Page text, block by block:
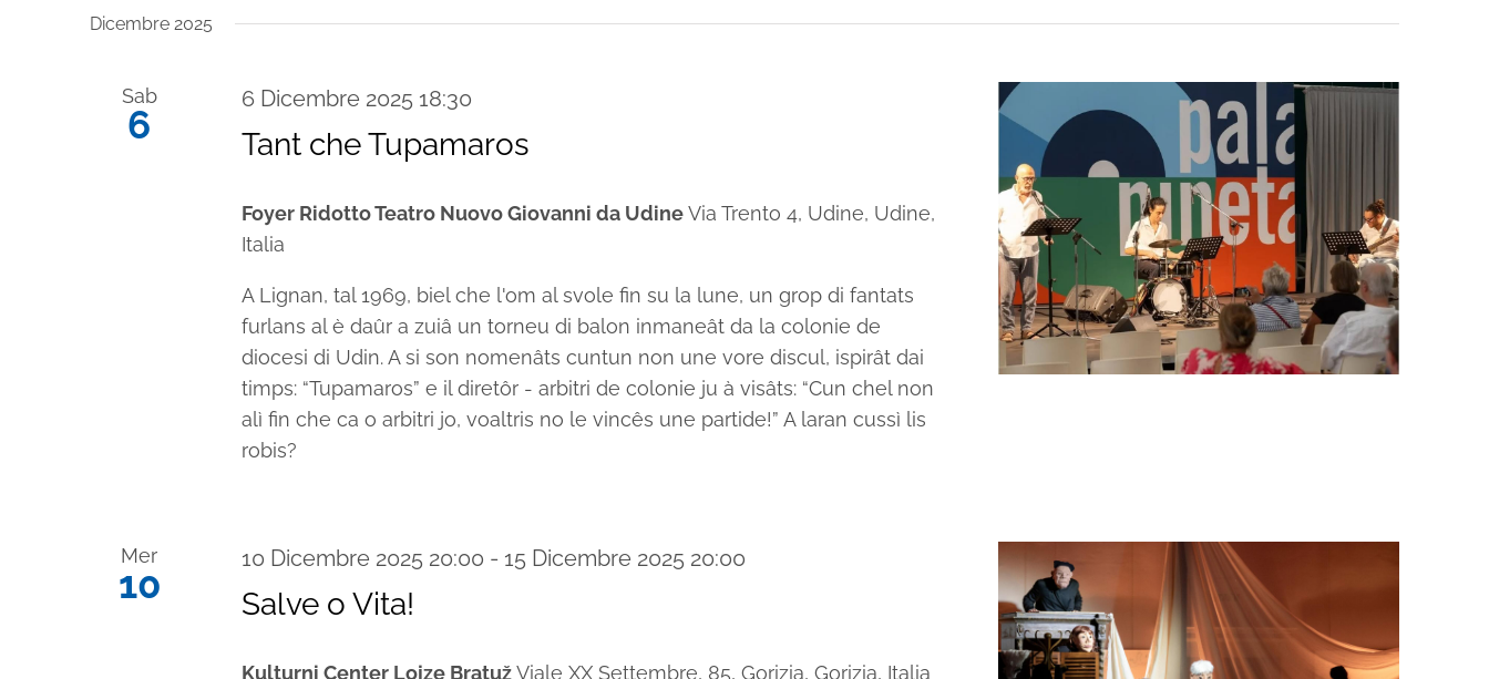
Dicembre 2025
Sab
6
6 Dicembre 2025 18:30
Tant che Tupamaros
Foyer Ridotto Teatro Nuovo Giovanni da UdineVia Trento 4, Udine, Udine,
Italia
A Lignan, tal 1969, biel che l'om al svole fin su la lune, un grop di fantats
furlans al è daûr a zuiâ un torneu di balon inmaneât da la colonie de
diocesi di Udin. A si son nomenâts cuntun non une vore discul, ispirât dai
timps: “Tupamaros” e il diretôr - arbitri de colonie ju à visâts: “Cun chel non
alì fin che ca o arbitri jo, voaltris no le vincês une partide!” A laran cussì lis
robis?
Mer
10
10 Dicembre 2025 20:00 - 15 Dicembre 2025 20:00
Salve o Vita!
Kulturni Center Lojze BratužViale XX Settembre, 85, Gorizia, Gorizia, Italia